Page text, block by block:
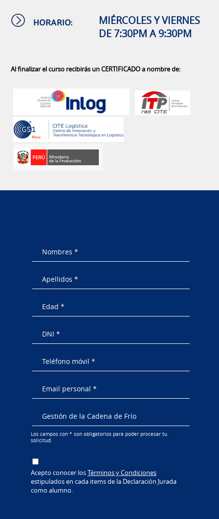
HORARIO:
MIÉRCOLES Y VIERNES
DE 7:30PM A 9:30PM
Al finalizar el curso recibirás un CERTIFICADO a nombre de:
Los campos con * son obligatorios para poder procesar tu
solicitud.
Acepto conocer losTérminos y Condiciones
estipulados en cada items de la Declaración Jurada
como alumno.